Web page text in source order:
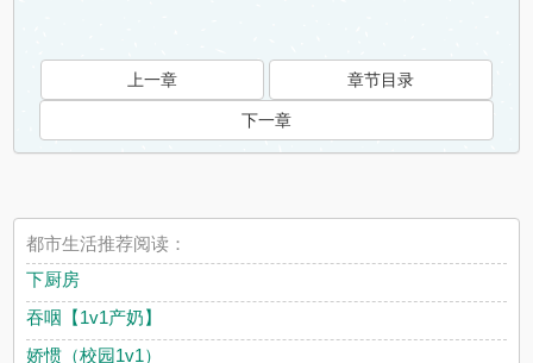
上一章 章节目录
下一章
都市生活推荐阅读：
下厨房
吞咽【1v1产奶】
娇惯（校园1v1）